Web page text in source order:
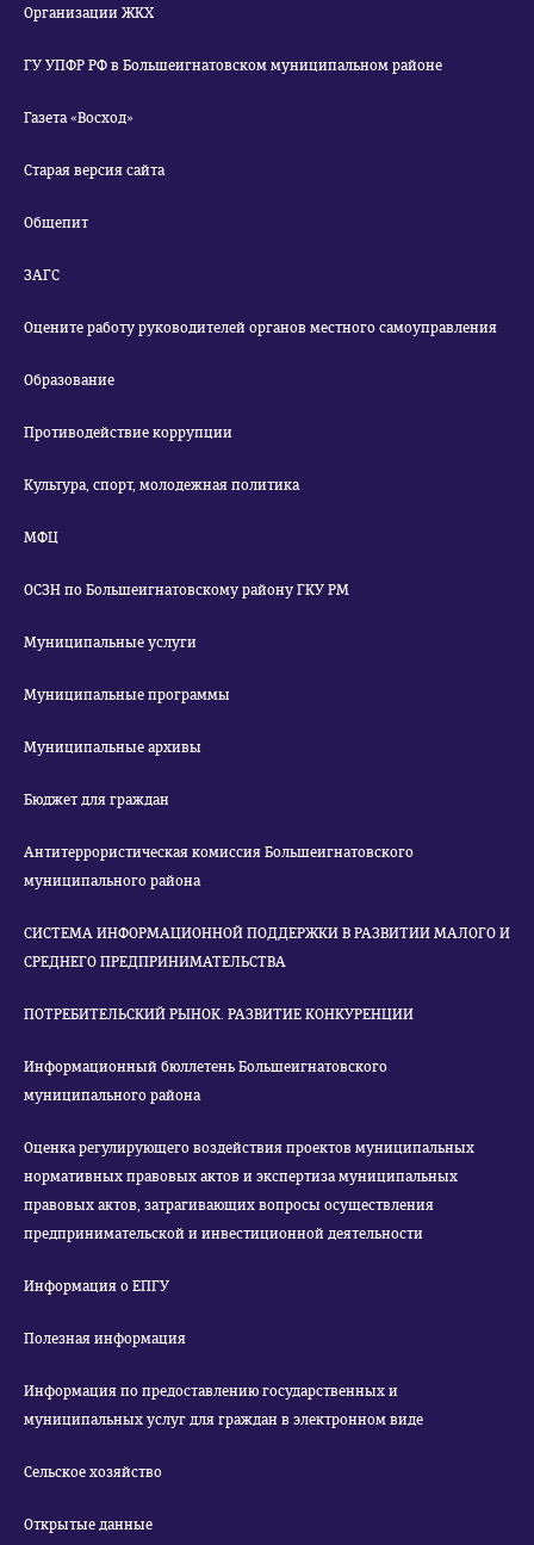
Организации ЖКХ
ГУ УПФР РФ в Большеигнатовском муниципальном районе
Газета «Восход»
Старая версия сайта
Общепит
ЗАГС
Оцените работу руководителей органов местного самоуправления
Образование
Противодействие коррупции
Культура, спорт, молодежная политика
МФЦ
ОСЗН по Большеигнатовскому району ГКУ РМ
Муниципальные услуги
Муниципальные программы
Муниципальные архивы
Бюджет для граждан
Антитеррористическая комиссия Большеигнатовского
муниципального района
СИСТЕМА ИНФОРМАЦИОННОЙ ПОДДЕРЖКИ В РАЗВИТИИ МАЛОГО И
СРЕДНЕГО ПРЕДПРИНИМАТЕЛЬСТВА
ПОТРЕБИТЕЛЬСКИЙ РЫНОК. РАЗВИТИЕ КОНКУРЕНЦИИ
Информационный бюллетень Большеигнатовского
муниципального района
Оценка регулирующего воздействия проектов муниципальных
нормативных правовых актов и экспертиза муниципальных
правовых актов, затрагивающих вопросы осуществления
предпринимательской и инвестиционной деятельности
Информация о ЕПГУ
Полезная информация
Информация по предоставлению государственных и
муниципальных услуг для граждан в электронном виде
Сельское хозяйство
Открытые данные